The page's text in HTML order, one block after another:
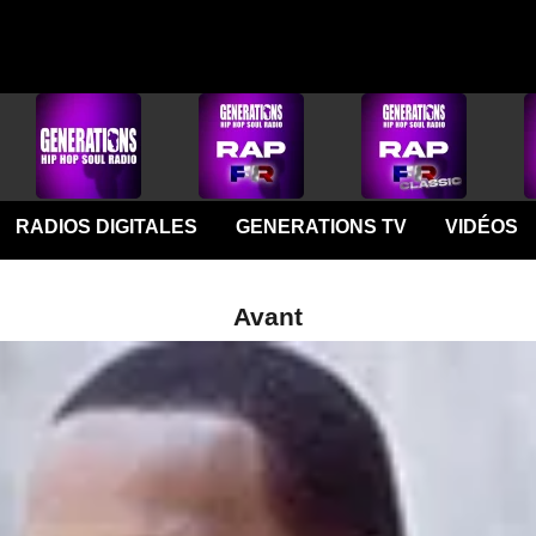
RADIOS DIGITALES GENERATIONS TV VIDÉOS
Avant